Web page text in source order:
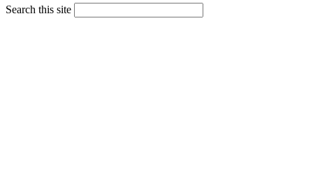
Search this site